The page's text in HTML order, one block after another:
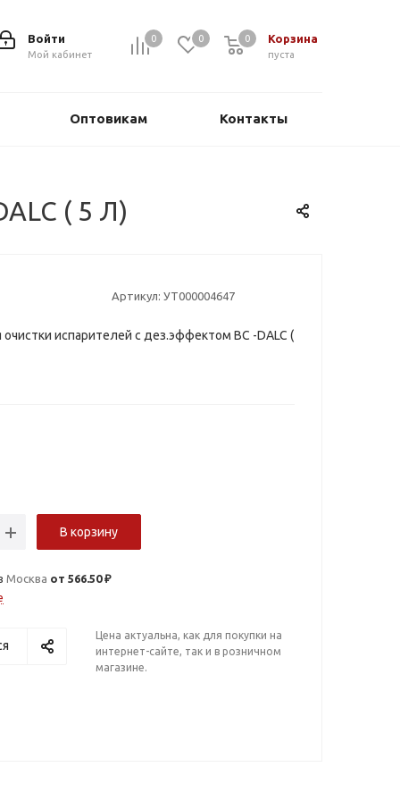
0 0 Корзина
0
пуста
0
Войти
Мой кабинет
Оптовикам Контакты
( 5 Л)
Артикул: УТ000004647
испарителей с дез.эффектом BC -DALC (
В корзину
Москва от 566.50 ₽
Цена актуальна, как для покупки на
интернет-сайте, так и в розничном
магазине.